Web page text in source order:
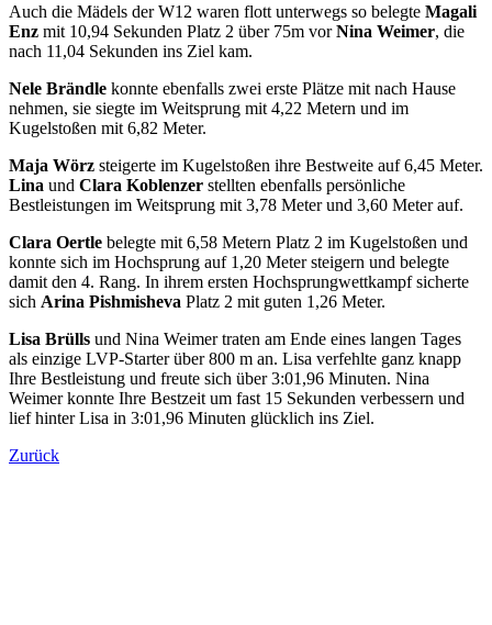
Auch die Mädels der W12 waren flott unterwegs so belegte Magali
Enz mit 10,94 Sekunden Platz 2 über 75m vorNina Weimer, die
nach 11,04 Sekunden ins Ziel kam.
Nele Brändle konnte ebenfalls zwei erste Plätze mit nach Hause
nehmen, sie siegte im Weitsprung mit 4,22 Metern und im
Kugelstoßen mit 6,82 Meter.
Maja Wörz steigerte im Kugelstoßen ihre Bestweite auf 6,45 Meter.
Lina und Clara Koblenzer stellten ebenfalls persönliche
Bestleistungen im Weitsprung mit 3,78 Meter und 3,60 Meter auf.
Clara Oertle belegte mit 6,58 Metern Platz 2 im Kugelstoßen und
konnte sich im Hochsprung auf 1,20 Meter steigern und belegte
damit den 4. Rang. In ihrem ersten Hochsprungwettkampf sicherte
sich Arina Pishmisheva Platz 2 mit guten 1,26 Meter.
Lisa Brülls und Nina Weimer traten am Ende eines langen Tages
als einzige LVP-Starter über 800 m an. Lisa verfehlte ganz knapp
Ihre Bestleistung und freute sich über 3:01,96 Minuten. Nina
Weimer konnte Ihre Bestzeit um fast 15 Sekunden verbessern und
lief hinter Lisa in 3:01,96 Minuten glücklich ins Ziel.
Zurück